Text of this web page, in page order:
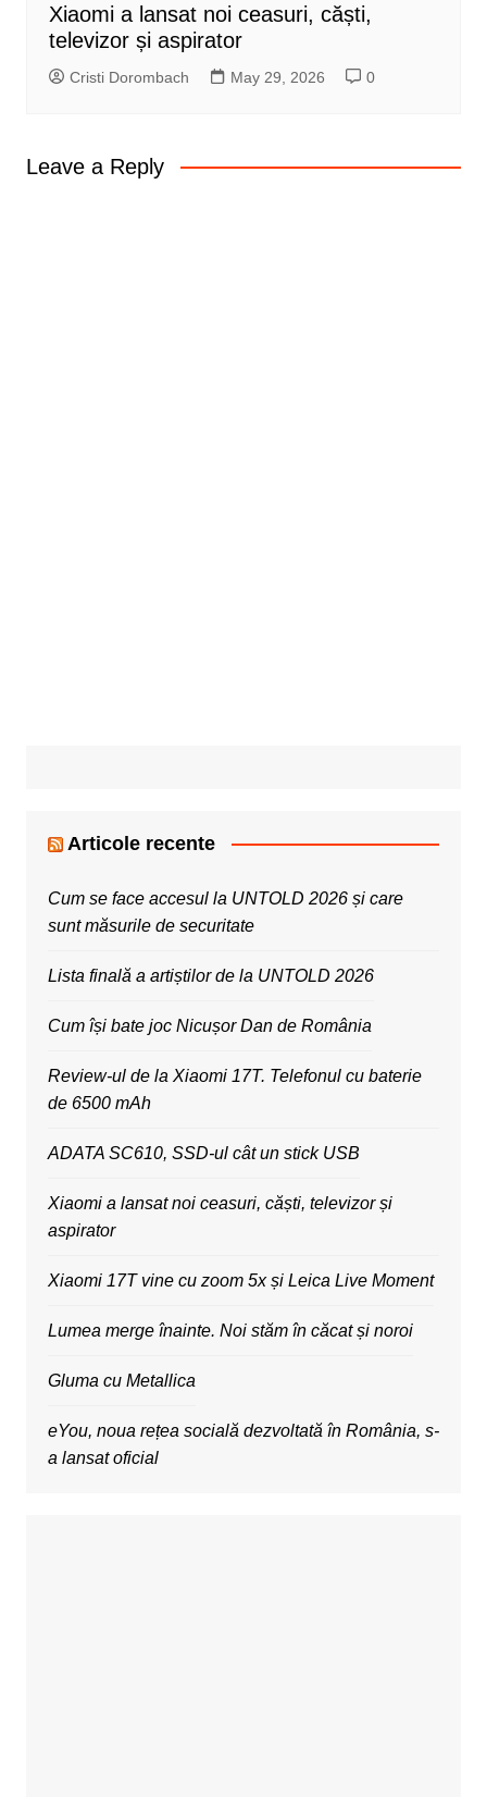
Xiaomi a lansat noi ceasuri, căști,
televizor și aspirator
Cristi Dorombach May 29, 2026 0
Leave a Reply
Articole recente
Cum se face accesul la UNTOLD 2026 și care
sunt măsurile de securitate
Lista finală a artiștilor de la UNTOLD 2026
Cum își bate joc Nicușor Dan de România
Review-ul de la Xiaomi 17T. Telefonul cu baterie
de 6500 mAh
ADATA SC610, SSD-ul cât un stick USB
Xiaomi a lansat noi ceasuri, căști, televizor și
aspirator
Xiaomi 17T vine cu zoom 5x și Leica Live Moment
Lumea merge înainte. Noi stăm în căcat și noroi
Gluma cu Metallica
eYou, noua rețea socială dezvoltată în România, s-
a lansat oficial